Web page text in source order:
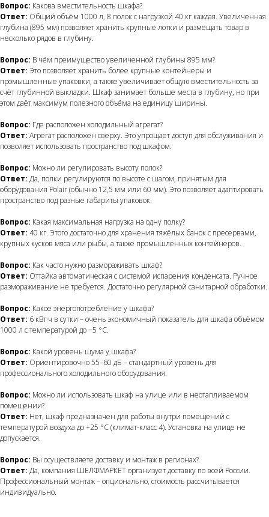
Вопрос: Какова вместительность шкафа?
Ответ: Общий объём 1000 л, 8 полок с нагрузкой 40 кг каждая. Увеличенная
глубина (895 мм) позволяет хранить крупные лотки и размещать товар в
несколько рядов в глубину.
Вопрос: В чём преимущество увеличенной глубины 895 мм?
Ответ: Это позволяет хранить более крупные контейнеры и
промышленные упаковки, а также увеличивает общую вместительность за
счёт глубинной выкладки. Шкаф занимает больше места в глубину, но при
этом даёт максимум полезного объёма на единицу ширины.
Вопрос: Где расположен холодильный агрегат?
Ответ: Агрегат расположен сверху. Это упрощает доступ для обслуживания и
позволяет использовать пространство под шкафом.
Вопрос: Можно ли регулировать высоту полок?
Ответ: Да, полки регулируются по высоте с шагом, принятым для
оборудования Polair (обычно 12,5 мм или 60 мм). Это позволяет адаптировать
пространство под разные габариты упаковок.
Вопрос: Какая максимальная нагрузка на одну полку?
Ответ: 40 кг. Этого достаточно для хранения тяжёлых банок с пресервами,
крупных кусков мяса или рыбы, а также промышленных контейнеров.
Вопрос: Как часто нужно размораживать шкаф?
Ответ: Оттайка автоматическая с системой испарения конденсата. Ручное
размораживание не требуется. Достаточно регулярной санитарной обработки.
Вопрос: Какое энергопотребление у шкафа?
Ответ: 6 кВт·ч в сутки – очень экономичный показатель для шкафа объёмом
1000 л с температурой до −5 °C.
Вопрос: Какой уровень шума у шкафа?
Ответ: Ориентировочно 55–60 дБ – стандартный уровень для
профессионального холодильного оборудования.
Вопрос: Можно ли использовать шкаф на улице или в неотапливаемом
помещении?
Ответ: Нет, шкаф предназначен для работы внутри помещений с
температурой воздуха до +25 °C (климат-класс 4). Установка на улице не
допускается.
Вопрос: Вы осуществляете доставку и монтаж в регионах?
Ответ: Да, компания ШЕЛФМАРКЕТ организует доставку по всей России.
Профессиональный монтаж – опционально, стоимость рассчитывается
индивидуально.